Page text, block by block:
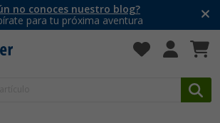
no conoces nuestro blog?
para tu próxima aventura